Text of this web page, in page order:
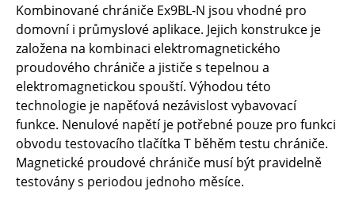
Kombinované chrániče Ex9BL-N jsou vhodné pro
domovní i průmyslové aplikace. Jejich konstrukce je
založena na kombinaci elektromagnetického
proudového chrániče a jističe s tepelnou a
elektromagnetickou spouští. Výhodou této
technologie je napěťová nezávislost vybavovací
funkce. Nenulové napětí je potřebné pouze pro funkci
obvodu testovacího tlačítka T běhěm testu chrániče.
Magnetické proudové chrániče musí být pravidelně
testovány s periodou jednoho měsíce.